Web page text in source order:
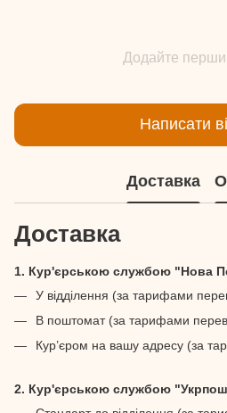
Додайте
Написати
Доставка
Доставка
1. Кур'єрською службою "Нова
У відділення (за тарифами
В поштомат (за тарифами
Кур’єром на вашу адресу (за
2. Кур'єрською службою